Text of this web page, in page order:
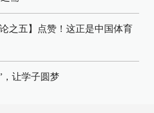
论之五】点赞！这正是中国体育
，让学子圆梦